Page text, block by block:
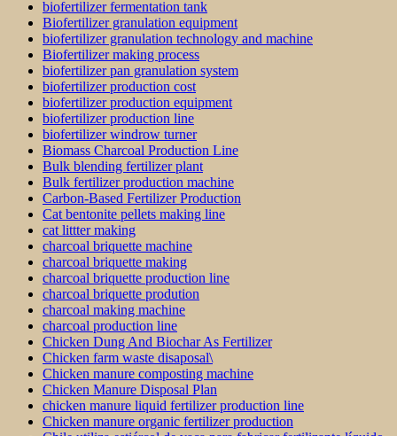
biofertilizer fermentation tank
Biofertilizer granulation equipment
biofertilizer granulation technology and machine
Biofertilizer making process
biofertilizer pan granulation system
biofertilizer production cost
biofertilizer production equipment
biofertilizer production line
biofertilizer windrow turner
Biomass Charcoal Production Line
Bulk blending fertilizer plant
Bulk fertilizer production machine
Carbon-Based Fertilizer Production
Cat bentonite pellets making line
cat littter making
charcoal briquette machine
charcoal briquette making
charcoal briquette production line
charcoal briquette prodution
charcoal making machine
charcoal production line
Chicken Dung And Biochar As Fertilizer
Chicken farm waste disaposal\
Chicken manure composting machine
Chicken Manure Disposal Plan
chicken manure liquid fertilizer production line
Chicken manure organic fertilizer production